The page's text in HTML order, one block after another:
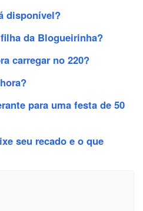
disponível?
da Blogueirinha?
carregar no 220?
para uma festa de 50
seu recado e o que